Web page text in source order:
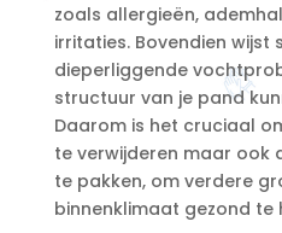
zoals allergieën,
irritaties.​ Bovendien wijst
dieperliggende
structuur van je pand
Daarom is het cruciaal
te verwijderen maar ook
te pakken, om verdere
binnenklimaat gezond te